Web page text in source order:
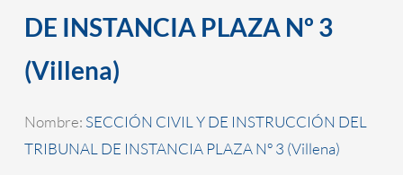
DE INSTANCIA PLAZA Nº 3
(Villena)
Nombre: SECCIÓN CIVIL Y DE INSTRUCCIÓN DEL
TRIBUNAL DE INSTANCIA PLAZA Nº 3 (Villena)